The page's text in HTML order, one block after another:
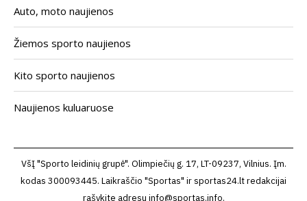
Auto, moto naujienos
Žiemos sporto naujienos
Kito sporto naujienos
Naujienos kuluaruose
VšĮ "Sporto leidinių grupė". Olimpiečių g. 17, LT-09237, Vilnius. Įm.
kodas 300093445. Laikraščio "Sportas" ir sportas24.lt redakcijai
rašykite adresu info@sportas.info.